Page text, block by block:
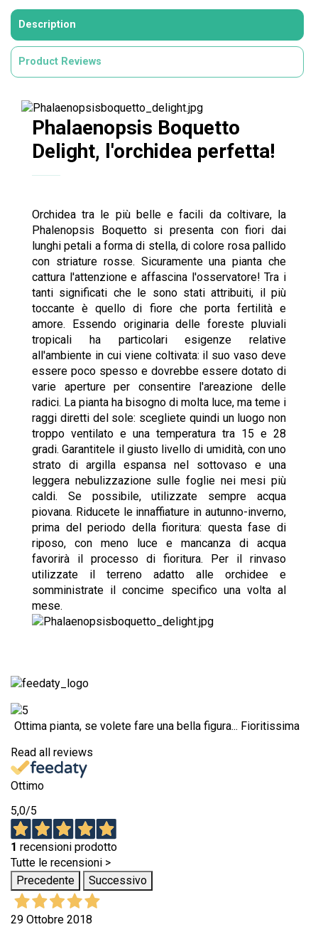
Description
Product Reviews
Phalaenopsis Boquetto
Delight, l'orchidea perfetta!
Orchidea tra le più belle e facili da coltivare, la
Phalenopsis Boquetto si presenta con fiori dai
lunghi petali a forma di stella, di colore rosa pallido
con striature rosse. Sicuramente una pianta che
cattura l'attenzione e affascina l'osservatore! Tra i
tanti significati che le sono stati attribuiti, il più
toccante è quello di fiore che porta fertilità e
amore. Essendo originaria delle foreste pluviali
tropicali ha particolari esigenze relative
all'ambiente in cui viene coltivata: il suo vaso deve
essere poco spesso e dovrebbe essere dotato di
varie aperture per consentire l'areazione delle
radici. La pianta ha bisogno di molta luce, ma teme i
raggi diretti del sole: scegliete quindi un luogo non
troppo ventilato e una temperatura tra 15 e 28
gradi. Garantitele il giusto livello di umidità, con uno
strato di argilla espansa nel sottovaso e una
leggera nebulizzazione sulle foglie nei mesi più
caldi. Se possibile, utilizzate sempre acqua
piovana. Riducete le innaffiature in autunno-inverno,
prima del periodo della fioritura: questa fase di
riposo, con meno luce e mancanza di acqua
favorirà il processo di fioritura. Per il rinvaso
utilizzate il terreno adatto alle orchidee e
somministrate il concime specifico una volta al
mese.
Ottima pianta, se volete fare una bella figura... Fioritissima
Read all reviews
Ottimo
5,0/5
1 recensioni prodotto
Tutte le recensioni >
Precedente
Successivo
29 Ottobre 2018